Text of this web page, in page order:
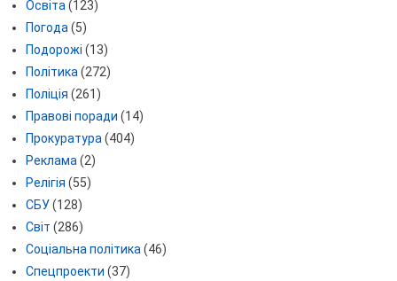
Освіта(123)
Погода(5)
Подорожі (13)
Політика(272)
Поліція (261)
Правові поради (14)
Прокуратура(404)
Реклама(2)
Релігія (55)
СБУ(128)
Світ (286)
Соціальна політика(46)
Спецпроекти (37)